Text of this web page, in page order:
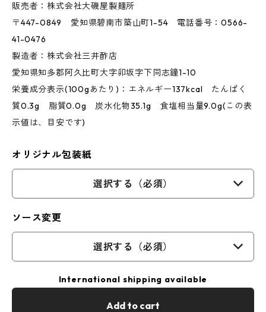
販売者：株式会社大磯屋製麺所
〒447-0849 愛知県碧南市築山町1-54 電話番号：0566-
41-0476
製造者：株式会社三井酢店
愛知県知多郡阿久比町大字卯坂字下同志鐘1-10
栄養成分表示(100gあたり)：エネルギー137kcal たんぱく
質0.3g 脂質0.0g 炭水化物35.1g 食塩相当量9.0g(この表
示値は、目安です)
オリジナル包装紙
選択する（必須）
ソース変更
選択する（必須）
International shipping available
Add to cart